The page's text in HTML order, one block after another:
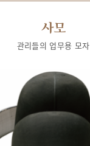
사모
관리들의 업무용 모자